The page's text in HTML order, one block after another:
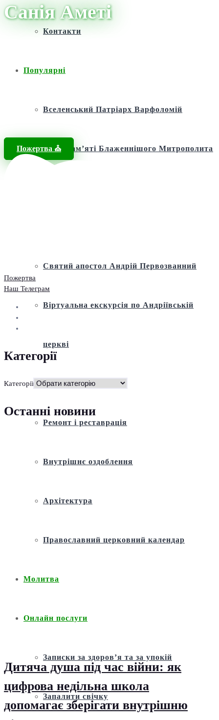
Контакти
Популярні
Вселенський Патріарх Варфоломій
Фонд пам’яті Блаженнішого Митрополита
Святий апостол Андрій Первозванний
Віртуальна екскурсія по Андріївській
церкві
Історія
Ремонт і реставрація
Внутрішнє оздоблення
Архітектура
Православний церковний календар
Молитва
Онлайн послуги
Записки за здоров’я та за упокій
Запалити свічку
Пожертва ⛪️
Санія Аметі
Пожертва
Наш Телеграм
Категорії
Категорії
Останні новини
Дитяча душа під час війни: як
цифрова недільна школа
допомагає зберігати внутрішню